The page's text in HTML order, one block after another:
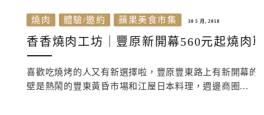
燒肉 體驗/邀約 蘋果美食市集 30 5 月, 2018
香香燒肉工坊｜豐原新開幕560元起燒肉
喜歡吃燒烤的人又有新選擇啦，豐原豐東路上有新開幕
壁是熱鬧的豐東黃昏市場和江屋日本料理，週邊商圈...